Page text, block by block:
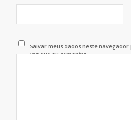
Salvar meus dados neste navegador
vez que eu comentar.